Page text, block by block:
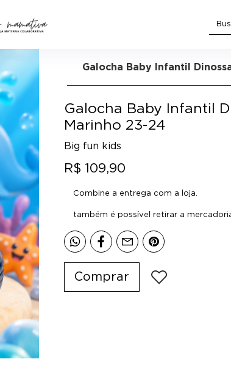
Galocha Baby Infantil
Galocha Baby Infantil
Marinho 23-24
Big fun kids
R$ 109,90
Combine a entrega com a loja.
também é possível retirar a
Comprar